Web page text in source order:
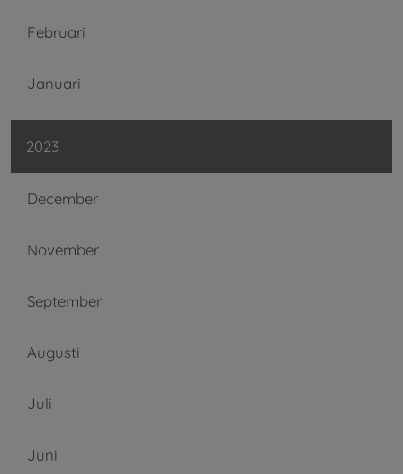
Februari
Januari
2023
December
November
September
Augusti
Juli
Juni